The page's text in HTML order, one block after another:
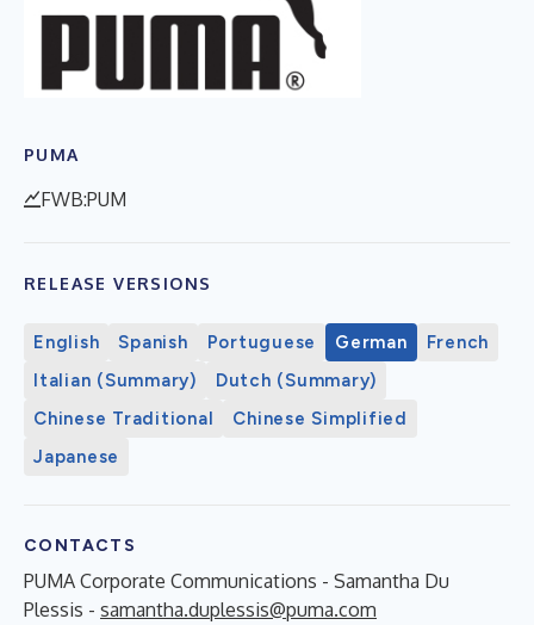
PUMA
FWB:PUM
RELEASE VERSIONS
English Spanish Portuguese German
French
Italian (Summary)
Dutch (Summary)
Chinese Traditional
Chinese Simplified
Japanese
CONTACTS
PUMA Corporate Communications - Samantha Du
Plessis - samantha.duplessis@puma.com